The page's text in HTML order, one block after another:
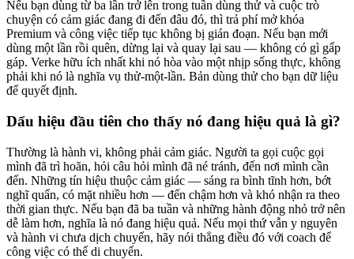
Nếu bạn dùng từ ba lần trở lên trong tuần dùng thử và cuộc trò
chuyện có cảm giác đang đi đến đâu đó, thì trả phí mở khóa
Premium và công việc tiếp tục không bị gián đoạn. Nếu bạn mới
dùng một lần rồi quên, dừng lại và quay lại sau — không có gì gấp
gáp. Verke hữu ích nhất khi nó hòa vào một nhịp sống thực, không
phải khi nó là nghĩa vụ thử-một-lần. Bản dùng thử cho bạn dữ liệu
để quyết định.
Dấu hiệu đầu tiên cho thấy nó đang hiệu quả là gì?
Thường là hành vi, không phải cảm giác. Người ta gọi cuộc gọi
mình đã trì hoãn, hỏi câu hỏi mình đã né tránh, đến nơi mình cần
đến. Những tín hiệu thuộc cảm giác — sáng ra bình tĩnh hơn, bớt
nghĩ quẩn, có mặt nhiều hơn — đến chậm hơn và khó nhận ra theo
thời gian thực. Nếu bạn đã ba tuần và những hành động nhỏ trở nên
dễ làm hơn, nghĩa là nó đang hiệu quả. Nếu mọi thứ vẫn y nguyên
và hành vi chưa dịch chuyển, hãy nói thẳng điều đó với coach để
công việc có thể di chuyển.